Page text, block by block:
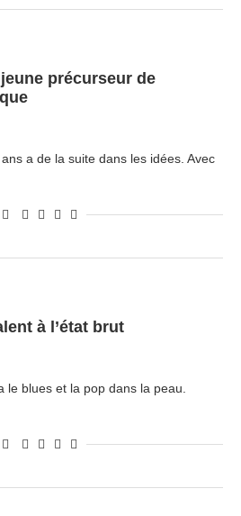
précurseur de
a de la suite dans les idées. Avec
à l’état brut
le blues et la pop dans la peau.